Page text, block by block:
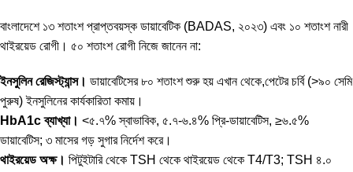
বাংলাদেশে ১৩ শতাংশ প্রাপ্তবয়স্ক ডায়াবেটিক (BADAS, ২০২৩) এবং ১০ শতাংশ নারী
থাইরয়েড রোগী। ৫০ শতাংশ রোগী নিজে জানেন না:
ইনসুলিন রেজিস্ট্যান্স। ডায়াবেটিসের ৮০ শতাংশ শুরু হয় এখান থেকে,পেটের চর্বি (>৯০ সেমি
পুরুষ) ইনসুলিনের কার্যকারিতা কমায়।
HbA1c ব্যাখ্যা। <৫.৭% স্বাভাবিক, ৫.৭-৬.৪% প্রি-ডায়াবেটিস, ≥৬.৫%
ডায়াবেটিস; ৩ মাসের গড় সুগার নির্দেশ করে।
থাইরয়েড অক্ষ। পিটুইটারি থেকে TSH থেকে থাইরয়েড থেকে T4/T3; TSH ৪.০